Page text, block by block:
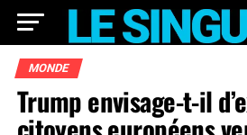
MONDE
Trump envisage-t-il